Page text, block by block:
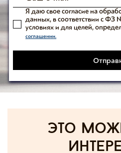
Я даю свое согласие на
данных, в соответствии с ФЗ
условиях и для целей,
соглашении.
Это